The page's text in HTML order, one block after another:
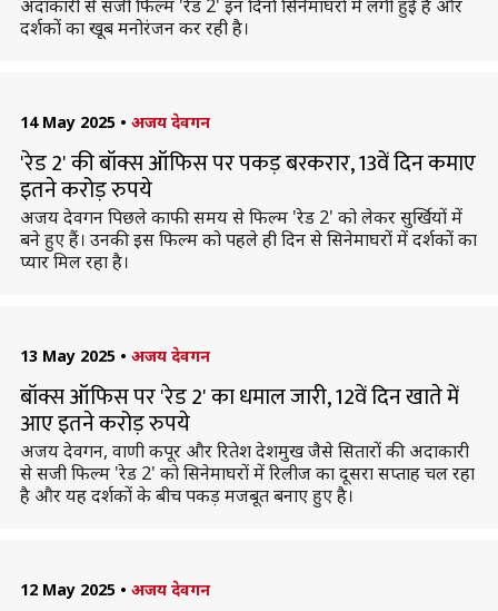
अदाकारी से सजी फिल्म 'रेड 2' इन दिनों सिनेमाघरों में लगी हुई है और
दर्शकों का खूब मनोरंजन कर रही है।
14 May 2025 • अजय देवगन
'रेड 2' की बॉक्स ऑफिस पर पकड़ बरकरार, 13वें दिन कमाए
इतने करोड़ रुपये
अजय देवगन पिछले काफी समय से फिल्म 'रेड 2' को लेकर सुर्खियों में
बने हुए हैं। उनकी इस फिल्म को पहले ही दिन से सिनेमाघरों में दर्शकों का
प्यार मिल रहा है।
13 May 2025 • अजय देवगन
बॉक्स ऑफिस पर 'रेड 2' का धमाल जारी, 12वें दिन खाते में
आए इतने करोड़ रुपये
अजय देवगन, वाणी कपूर और रितेश देशमुख जैसे सितारों की अदाकारी
से सजी फिल्म 'रेड 2' को सिनेमाघरों में रिलीज का दूसरा सप्ताह चल रहा
है और यह दर्शकों के बीच पकड़ मजबूत बनाए हुए है।
12 May 2025 • अजय देवगन